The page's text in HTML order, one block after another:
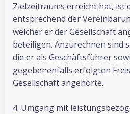
Zielzeitraums erreicht hat, ist
entsprechend der
welcher er der Gesellschaft
beteiligen. Anzurechnen sind
die er als Geschäftsführer
gegebenenfalls erfolgten
Gesellschaft angehörte.
4. Umgang mit